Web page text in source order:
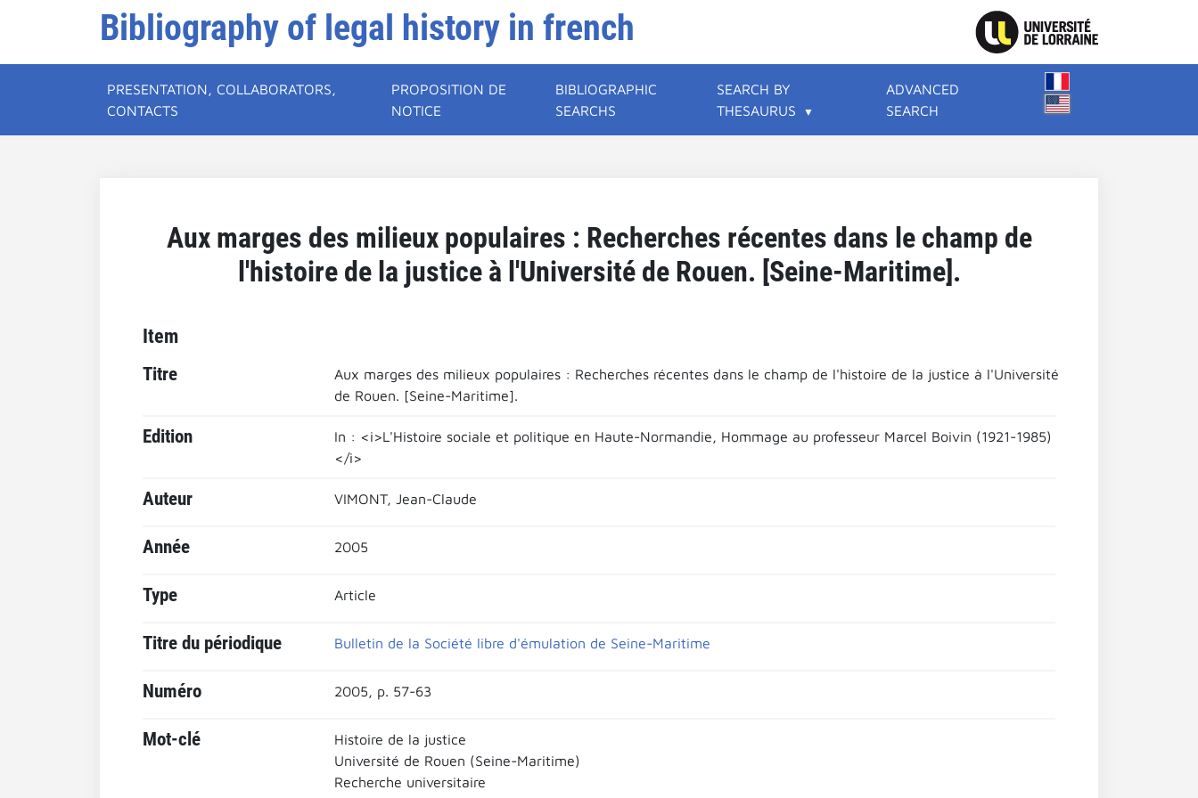
Bibliography of legal history in french
PRESENTATION, COLLABORATORS,
CONTACTS
PROPOSITION DE
NOTICE
BIBLIOGRAPHIC
SEARCHS
SEARCH BY
THESAURUS
ADVANCED
SEARCH
Aux marges des milieux populaires : Recherches récentes dans le champ de
l'histoire de la justice à l'Université de Rouen. [Seine-Maritime].
Item
Titre
Aux marges des milieux populaires : Recherches récentes dans le champ de l'histoire de la justice à l'Université
de Rouen. [Seine-Maritime].
Edition
In : <i>L'Histoire sociale et politique en Haute-Normandie, Hommage au professeur Marcel Boivin (1921-1985)
</i>
Auteur VIMONT, Jean-Claude
Année 2005
Type Article
Titre du périodique Bulletin de la Société libre d'émulation de Seine-Maritime
Numéro 2005, p. 57-63
Mot-clé
Histoire de la justice
Université de Rouen (Seine-Maritime)
Recherche universitaire